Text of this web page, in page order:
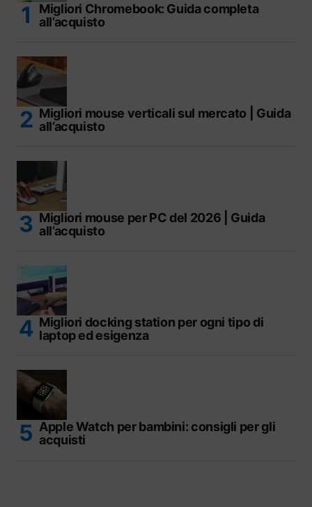
Migliori Chromebook: Guida completa
all’acquisto
Migliori mouse verticali sul mercato | Guida
all’acquisto
Migliori mouse per PC del 2026 | Guida
all’acquisto
Migliori docking station per ogni tipo di
laptop ed esigenza
Apple Watch per bambini: consigli per gli
acquisti